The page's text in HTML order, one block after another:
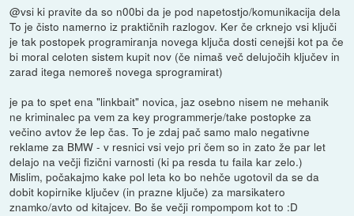
@vsi ki pravite da so n00bi da je pod napetostjo/komunikacija dela
To je čisto namerno iz praktičnih razlogov. Ker če crknejo vsi ključi
je tak postopek programiranja novega ključa dosti cenejši kot pa če
bi moral celoten sistem kupit nov (če nimaš več delujočih ključev in
zarad itega nemoreš novega sprogramirat)
je pa to spet ena "linkbait" novica, jaz osebno nisem ne mehanik
ne kriminalec pa vem za key programmerje/take postopke za
večino avtov že lep čas. To je zdaj pač samo malo negativne
reklame za BMW - v resnici vsi vejo pri čem so in zato že par let
delajo na večji fizični varnosti (ki pa resda tu faila kar zelo.)
Mislim, počakajmo kake pol leta ko bo nehče ugotovil da se da
dobit kopirnike ključev (in prazne ključe) za marsikatero
znamko/avto od kitajcev. Bo še večji rompompom kot to :D